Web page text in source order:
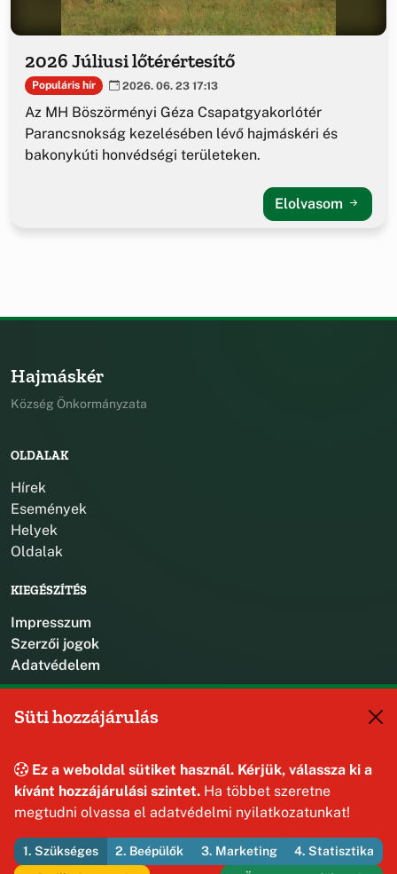
2026 Júliusi lőtérértesítő
Populáris hír 2026. 06. 23 17:13
Az MH Böszörményi Géza Csapatgyakorlótér
Parancsnokság kezelésében lévő hajmáskéri és
bakonykúti honvédségi területeken.
Elolvasom
Hajmáskér
Község Önkormányzata
OLDALAK
Hírek
Események
Helyek
Oldalak
KIEGÉSZÍTÉS
Impresszum
Szerzői jogok
Adatvédelem
8192 Hajmáskér, Kossuth Lajos u. 31.
© 2026 Hajmáskér Község Önkormányzata — Minden jog
Süti hozzájárulás
Ez a weboldal sütiket használ. Kérjük, válassza ki a
kívánt hozzájárulási szintet. Ha többet szeretne
megtudni olvassa el adatvédelmi nyilatkozatunkat!
1. Szükséges 2. Beépülők 3. Marketing
4. Statisztika